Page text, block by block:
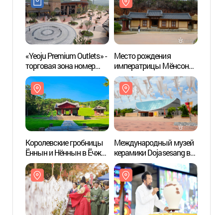
«Yeoju Premium Outlets» -
торговая зона номер
один в Корее
Место рождения
императрицы Мёнсон
(명성황후 생가)
Королевские гробницы
Ённын и Нённын в Ёчжу
(여주 영릉(세종·
소헌왕후)과 영릉(효종·
인선왕후) [유네스코
세계유산])
Международный музей
керамики Dojasesang в
Ёчжу
(여주세계생활도자관)